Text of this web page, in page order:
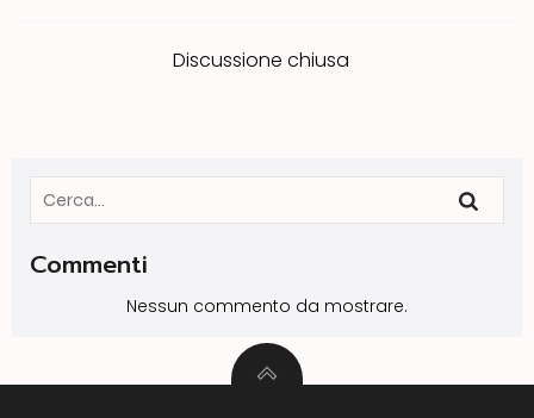
Discussione chiusa
Commenti
Nessun commento da mostrare.